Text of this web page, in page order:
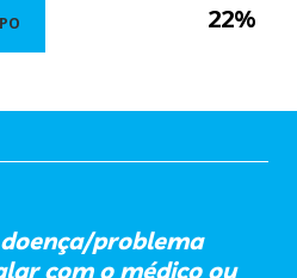
22%
problema
com o médico ou